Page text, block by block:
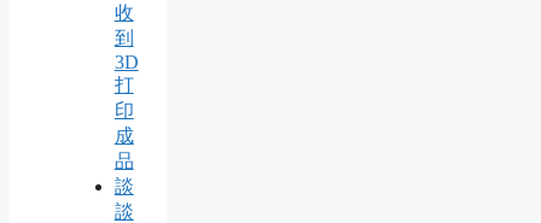
收
到
3D
打
印
成
品
談
談